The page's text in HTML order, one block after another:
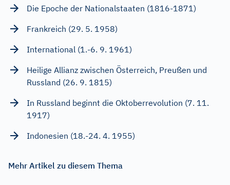
Die Epoche der Nationalstaaten (1816-1871)
Frankreich (29. 5. 1958)
International (1.-6. 9. 1961)
Heilige Allianz zwischen Österreich, Preußen und
Russland (26. 9. 1815)
In Russland beginnt die Oktoberrevolution (7. 11.
1917)
Indonesien (18.-24. 4. 1955)
Mehr Artikel zu diesem Thema